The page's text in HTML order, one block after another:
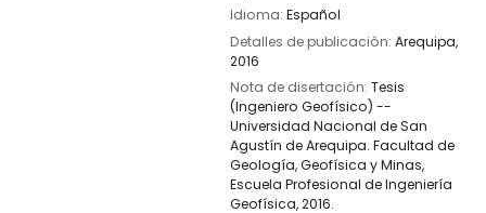
Idioma: Español
Detalles de publicación: Arequipa,
2016
Nota de disertación: Tesis
(Ingeniero Geofísico) --
Universidad Nacional de San
Agustín de Arequipa. Facultad de
Geología, Geofísica y Minas,
Escuela Profesional de Ingeniería
Geofísica, 2016.